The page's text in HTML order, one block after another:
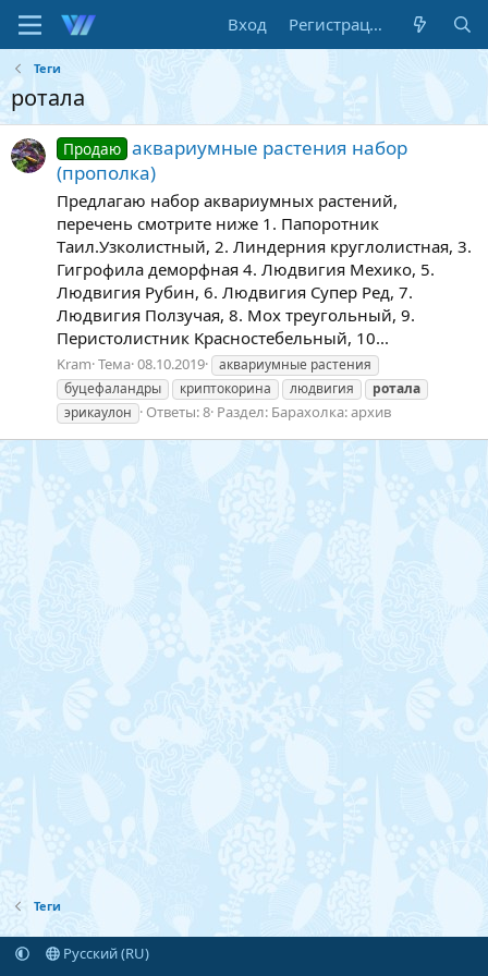
Вход Регистрация
Теги
ротала
Продаю аквариумные растения набор
(прополка)
Предлагаю набор аквариумных растений,
перечень смотрите ниже 1. Папоротник
Tаил.Узколистный, 2. Линдерния круглолистная, 3.
Гигрофила деморфная 4. Людвигия Мехико, 5.
Людвигия Pубин, 6. Людвигия Супер Ред, 7.
Людвигия Ползучая, 8. Мох треугольный, 9.
Пeриcтолиcтник Kраcноcтебeльный, 10...
Kram Тема 08.10.2019
аквариумные растения
буцефаландры
криптокорина людвигия
ротала
эрикаулон
Ответы: 8 Раздел: Барахолка: архив
Теги
Русский (RU)